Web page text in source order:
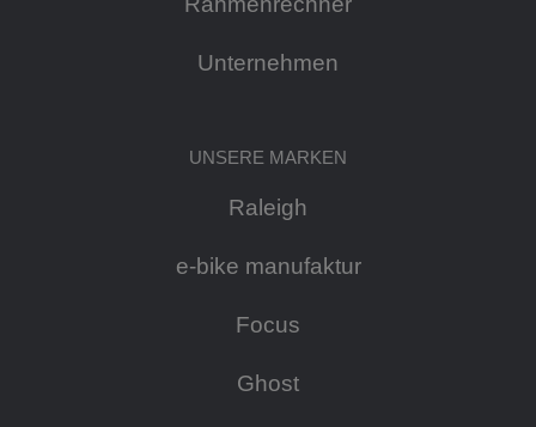
Unternehmen
UNSERE MARKEN
Raleigh
e-bike manufaktur
Focus
Ghost